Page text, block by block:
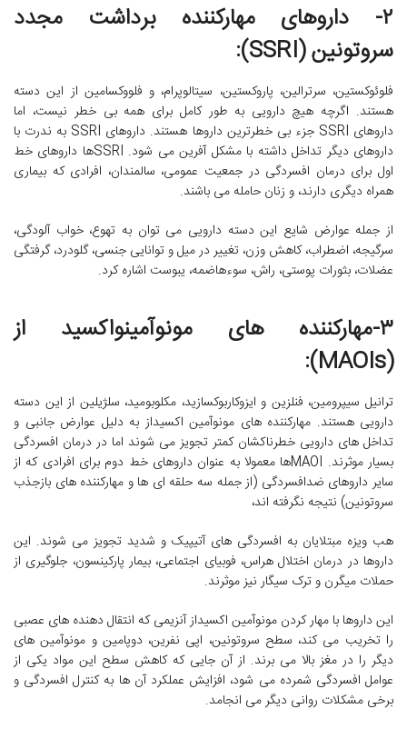
۲- داروهای مهارکننده برداشت مجدد
سروتونین (SSRI):
فلوئوکستین، سرترالین، پاروکستین، سیتالوپرام، و فلووکسامین از این دسته
هستند. اگرچه هیچ دارویی به طور کامل برای همه بی خطر نیست، اما
داروهای SSRI جزء بی خطرترین داروها هستند. داروهای SSRI به ندرت با
داروهای دیگر تداخل داشته با مشکل آفرین می شود. SSRIها داروهای خط
اول برای درمان افسردگی در جمعیت عمومی، سالمندان، افرادی که بیماری
همراه دیگری دارند، و زنان حامله می باشند.
از جمله عوارض شایع این دسته دارویی می توان به تهوع، خواب آلودگی،
سرگیجه، اضطراب، کاهش وزن، تغییر در میل و توانایی جنسی، گلودرد، گرفتگی
عضلات، بثورات پوستی، راش، سوءهاضمه، یبوست اشاره کرد.
۳-مهارکننده های مونوآمینواکسید از
(MAOIs):
ترانیل سیپرومین، فنلزین و ایزوکاربوکسازید، مکلوبومید، سلژیلین از این دسته
دارویی هستند. مهارکننده های مونوآمین اکسیداز به دلیل عوارض جانبی و
تداخل های دارویی خطرناکشان کمتر تجویز می شوند اما در درمان افسردگی
بسیار موثرند. MAOIها معمولا به عنوان داروهای خط دوم برای افرادی که از
سایر داروهای ضدافسردگی (از جمله سه حلقه ای ها و مهارکننده های بازجذب
سروتونین) نتیجه نگرفته اند،
هب ویزه مبتلایان به افسردگی های آتیپیک و شدید تجویز می شوند. این
داروها در درمان اختلال هراس، فوبیای اجتماعی، بیمار پارکینسون، جلوگیری از
حملات میگرن و ترک سیگار نیز موثرند.
این داروها با مهار کردن مونوآمین اکسیداز آنزیمی که انتقال دهنده های عصبی
را تخریب می کند، سطح سروتونین، اپی نفرین، دوپامین و مونوآمین های
دیگر را در مغز بالا می برند. از آن جایی که کاهش سطح این مواد یکی از
عوامل افسردگی شمرده می شود، افزایش عملکرد آن ها به کنترل افسردگی و
برخی مشکلات روانی دیگر می انجامد.